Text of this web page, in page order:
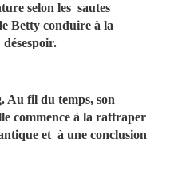
selon les sautes
Betty conduire à la
Au fil du temps, son
commence à la rattraper
et à une conclusion